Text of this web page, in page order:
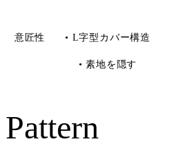
意匠性 • L字型カバー構造
• 素地を隠す
Pattern